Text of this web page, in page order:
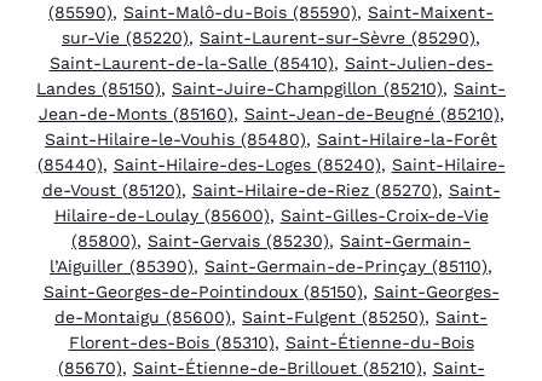
(85590), Saint-Malô-du-Bois (85590), Saint-Maixent-
sur-Vie (85220), Saint-Laurent-sur-Sèvre (85290),
Saint-Laurent-de-la-Salle (85410), Saint-Julien-des-
Landes (85150), Saint-Juire-Champgillon (85210), Saint-
Jean-de-Monts (85160), Saint-Jean-de-Beugné (85210),
Saint-Hilaire-le-Vouhis (85480), Saint-Hilaire-la-Forêt
(85440), Saint-Hilaire-des-Loges (85240), Saint-Hilaire-
de-Voust (85120), Saint-Hilaire-de-Riez (85270), Saint-
Hilaire-de-Loulay (85600), Saint-Gilles-Croix-de-Vie
(85800), Saint-Gervais (85230), Saint-Germain-
l’Aiguiller (85390), Saint-Germain-de-Prinçay (85110),
Saint-Georges-de-Pointindoux (85150), Saint-Georges-
de-Montaigu (85600), Saint-Fulgent (85250), Saint-
Florent-des-Bois (85310), Saint-Étienne-du-Bois
(85670), Saint-Étienne-de-Brillouet (85210), Saint-